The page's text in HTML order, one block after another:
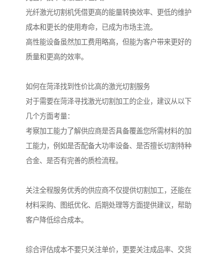
光纤激光切割机凭借更高的能量转换效率、更低的维护
成本和更长的使用寿命，已成为市场主流。
高性能设备虽然加工费用略高，但能为客户带来更好的
质量和更高的效率。
如何在菏泽找到性价比高的激光切割服务
对于需要在菏泽寻找激光切割加工的企业，建议从以下
几个方面考量：
考察加工能力了解供应商是否具备覆盖您所需材料的加
工能力，例如是否配备大功率设备、是否擅长切割特种
合金、是否有完善的质检流程。
关注全程服务优秀的供应商不仅提供切割加工，还能在
材料采购、图纸优化、后期处理等方面提供建议，帮助
客户降低综合成本。
综合评估成本不要只关注单价，更要关注成品率、交货